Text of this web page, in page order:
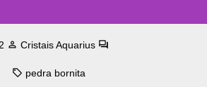
Cristais Aquarius
pedra bornita